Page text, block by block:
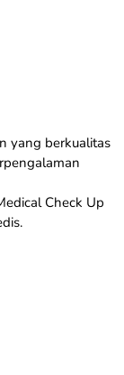
yang berkualitas
Check Up